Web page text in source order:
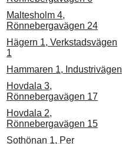
Maltesholm 4,
Rönnebergavägen 24
Hägern 1, Verkstadsvägen
1
Hammaren 1, Industrivägen
Hovdala 3,
Rönnebergavägen 17
Hovdala 2,
Rönnebergavägen 15
Sothönan 1, Per